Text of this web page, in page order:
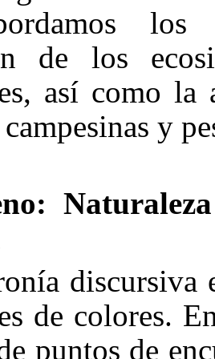
los
de los
así como la
y
discursiva
de colores.
puntos de